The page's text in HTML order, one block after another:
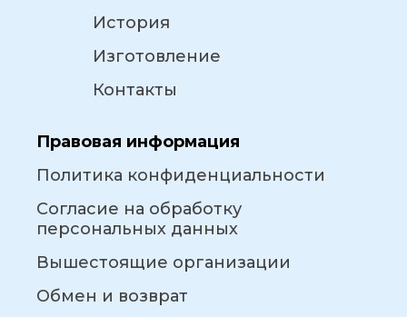
История
Изготовление
Контакты
Правовая информация
Политика конфиденциальности
Согласие на обработку
персональных данных
Вышестоящие организации
Обмен и возврат